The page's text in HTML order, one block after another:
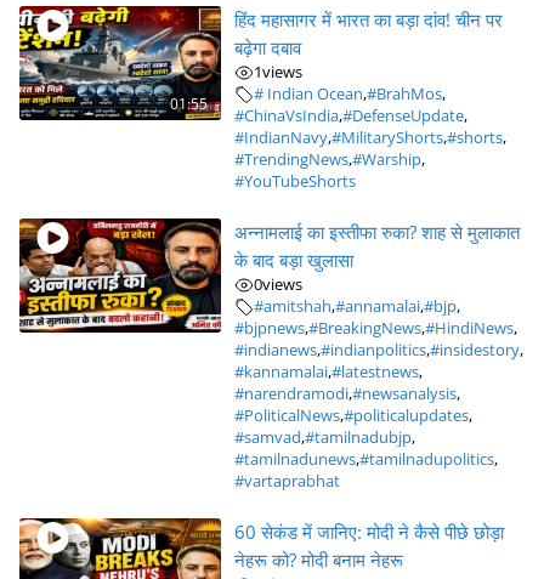
01:55
हिंद महासागर में भारत का बड़ा दांव! चीन पर
बढ़ेगा दबाव
1views
# Indian Ocean,#BrahMos,
#ChinaVsIndia,#DefenseUpdate,
#IndianNavy,#MilitaryShorts,#shorts,
#TrendingNews,#Warship,
#YouTubeShorts
अन्नामलाई का इस्तीफा रुका? शाह से मुलाकात
के बाद बड़ा खुलासा
0views
#amitshah,#annamalai,#bjp,
#bjpnews,#BreakingNews,#HindiNews,
#indianews,#indianpolitics,#insidestory,
#kannamalai,#latestnews,
#narendramodi,#newsanalysis,
#PoliticalNews,#politicalupdates,
#samvad,#tamilnadubjp,
#tamilnadunews,#tamilnadupolitics,
#vartaprabhat
60 सेकंड में जानिए: मोदी ने कैसे पीछे छोड़ा
नेहरू को? मोदी बनाम नेहरू